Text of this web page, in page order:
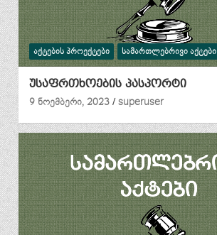
ᲐᲥᲢᲔᲑᲘᲡ ᲞᲠᲝᲔᲥᲢᲔᲑᲘ ᲡᲐᲛᲐᲠᲗᲚᲔᲑᲠᲘᲕᲘ ᲐᲥᲢᲔᲑᲘ
უსაფრთხოების პასპორტი
9 ნოემბერი, 2023
superuser